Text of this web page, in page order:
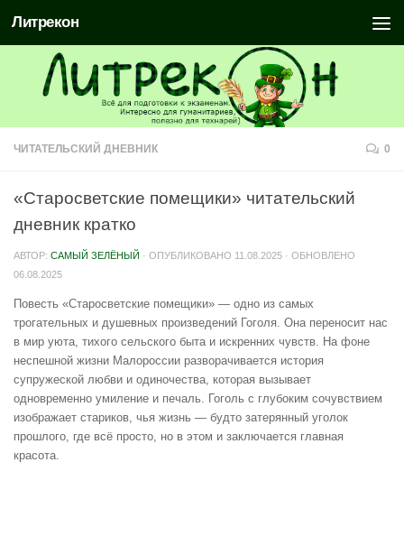
Литрекон
ЧИТАТЕЛЬСКИЙ ДНЕВНИК 0
«Старосветские помещики» читательский
дневник кратко
АВТОР: САМЫЙ ЗЕЛЁНЫЙ · ОПУБЛИКОВАНО 11.08.2025 · ОБНОВЛЕНО
06.08.2025
Повесть «Старосветские помещики» — одно из самых
трогательных и душевных произведений Гоголя. Она переносит нас
в мир уюта, тихого сельского быта и искренних чувств. На фоне
неспешной жизни Малороссии разворачивается история
супружеской любви и одиночества, которая вызывает
одновременно умиление и печаль. Гоголь с глубоким сочувствием
изображает стариков, чья жизнь — будто затерянный уголок
прошлого, где всё просто, но в этом и заключается главная
красота.